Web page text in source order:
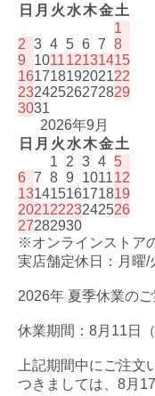
日 月 火 水木金土
1
2 3 4 5 6 7 8
9
101112131415
16171819202122
23242526272829
3031
2026年9月
日 月 火 水木金土
1
2 3 4 5
6 7 8 9 101112
13141516171819
20212223242526
27282930
※オンラインストア
実店舗定休日：月曜/
2026年 夏季休業の
休業期間：8月11日
上記期間中にご注
つきましては、8月